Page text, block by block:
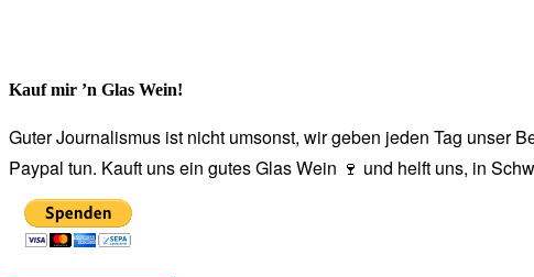
Kauf mir ’n Glas Wein!
Guter Journalismus ist nicht umsonst, wir geben jeden Tag unser
Paypal tun. Kauft uns ein gutes Glas Wein 🍷 und helft uns, in